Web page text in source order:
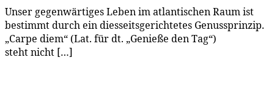
Un­ser ge­gen­wär­ti­ges Le­ben im at­lan­ti­schen Raum ist
be­stimmt durch ein dies­seits­ge­rich­te­tes Ge­nuss­prin­zip.
„Car­pe diem“ (Lat. für dt. „Ge­nie­ße den Tag“)
steht nicht […]